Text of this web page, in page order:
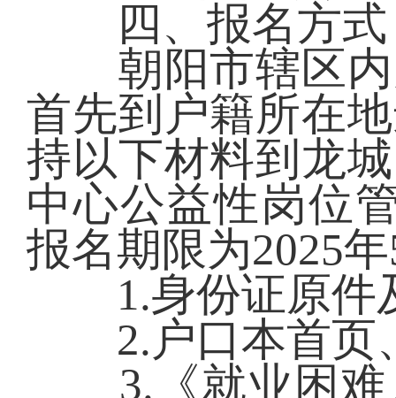
四、报名方式
朝阳市辖区内
首先到户籍所在
持以下材料到龙
中心公益性岗位
报名期限为2025
1.身份证原件
2.户口本首页
3.《就业困难